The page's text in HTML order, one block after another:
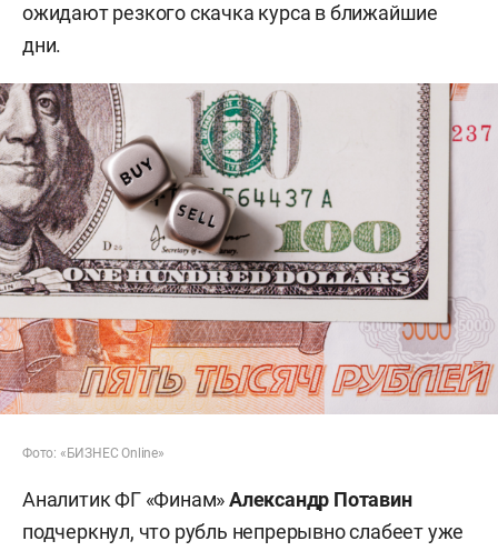
ожидают резкого скачка курса в ближайшие
дни.
Фото: «БИЗНЕС Online»
Аналитик ФГ «Финам»Александр Потавин
подчеркнул, что рубль непрерывно слабеет уже